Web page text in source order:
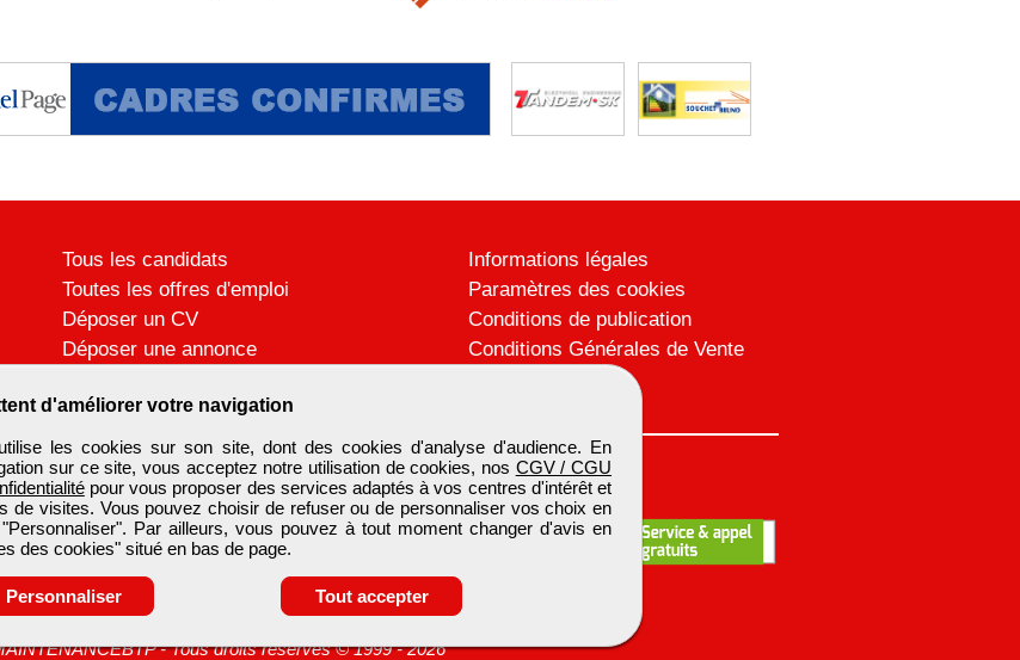
d'améliorer votre navigation
les cookies sur son site, dont des cookies d'analyse d'audience. En
sur ce site, vous acceptez notre utilisation de cookies, nos CGV / CGU
pour vous proposer des services adaptés à vos centres d'intérêt et
de visites. Vous pouvez choisir de refuser ou de personnaliser vos choix en
Par ailleurs, vous pouvez à tout moment changer d'avis en
des cookies" situé en bas de page.
Personnaliser Tout accepter
Tous les candidats
Toutes les offres d'emploi
Déposer un CV
Déposer une annonce
Informations légales
Paramètres des cookies
Conditions de publication
Conditions Générales de Vente
-Tous droits réservés © 1999 - 2026